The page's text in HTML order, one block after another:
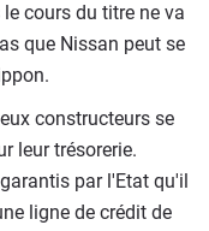
cours du titre ne va
que Nissan peut se
constructeurs se
leur trésorerie.
par l'Etat qu'il
ligne de crédit de